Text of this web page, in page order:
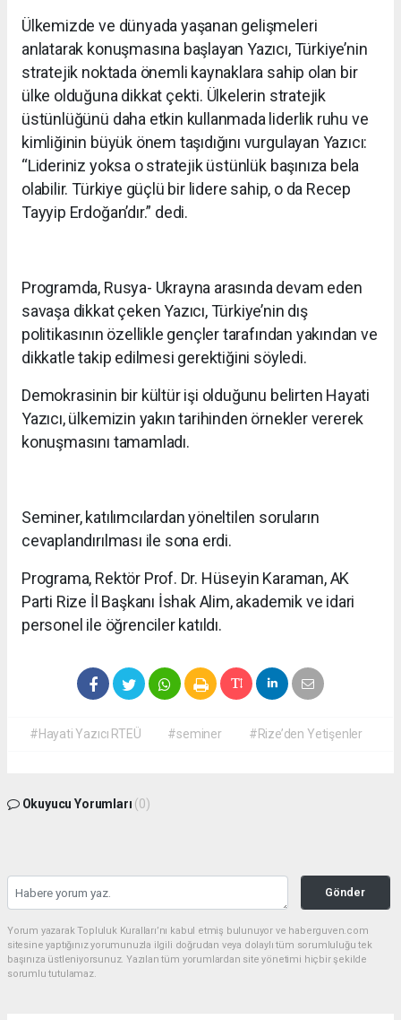
Ülkemizde ve dünyada yaşanan gelişmeleri
anlatarak konuşmasına başlayan Yazıcı, Türkiye’nin
stratejik noktada önemli kaynaklara sahip olan bir
ülke olduğuna dikkat çekti. Ülkelerin stratejik
üstünlüğünü daha etkin kullanmada liderlik ruhu ve
kimliğinin büyük önem taşıdığını vurgulayan Yazıcı:
“Lideriniz yoksa o stratejik üstünlük başınıza bela
olabilir. Türkiye güçlü bir lidere sahip, o da Recep
Tayyip Erdoğan’dır.” dedi.
Programda, Rusya- Ukrayna arasında devam eden
savaşa dikkat çeken Yazıcı, Türkiye’nin dış
politikasının özellikle gençler tarafından yakından ve
dikkatle takip edilmesi gerektiğini söyledi.
Demokrasinin bir kültür işi olduğunu belirten Hayati
Yazıcı, ülkemizin yakın tarihinden örnekler vererek
konuşmasını tamamladı.
Seminer, katılımcılardan yöneltilen soruların
cevaplandırılması ile sona erdi.
Programa, Rektör Prof. Dr. Hüseyin Karaman, AK
Parti Rize İl Başkanı İshak Alim, akademik ve idari
personel ile öğrenciler katıldı.
#Hayati Yazıcı RTEÜ #seminer #Rize’den Yetişenler
Okuyucu Yorumları (0)
Gönder
Yorum yazarak Topluluk Kuralları’nı kabul etmiş bulunuyor ve haberguven.com
sitesine yaptığınız yorumunuzla ilgili doğrudan veya dolaylı tüm sorumluluğu tek
başınıza üstleniyorsunuz. Yazılan tüm yorumlardan site yönetimi hiçbir şekilde
sorumlu tutulamaz.